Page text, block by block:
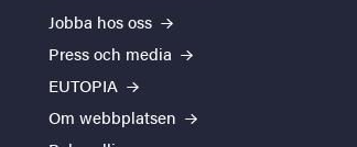
Jobba hos oss
Press och media
EUTOPIA
Om webbplatsen